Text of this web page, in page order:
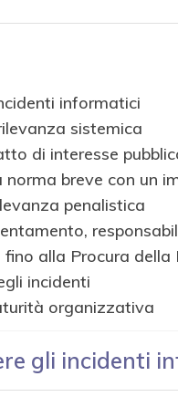
informatici
sistemica
di interesse
norma breve con un
penalistica
alla Procura della
incidenti
organizzativa
gli incidenti